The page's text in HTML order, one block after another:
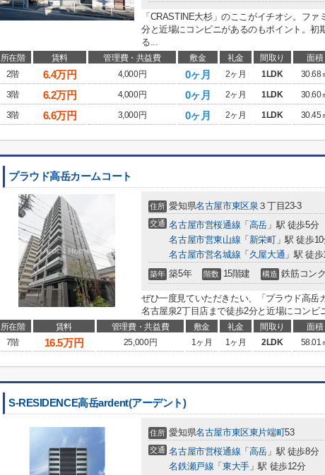
「CRASTINE大杉」のここがイチオシ。フ
分と近場にコンビニがあるのもポイント。初
る...
所在階 賃料 管理費・共益費 敷金 礼金 間取り 面積
2階
6.4万円 4,000円 0ヶ月 2ヶ月 1LDK 30.68
3階
6.2万円 4,000円 0ヶ月 2ヶ月 1LDK 30.60
3階
6.6万円 3,000円 0ヶ月 2ヶ月 1LDK 30.45
プラウド高岳カームコート
住所 愛知県名古屋市東区泉 ３丁目23-3
交通 名古屋市営桜通線 「 高岳 」駅 徒歩5分
名古屋市営東山線 「 新栄町」駅 徒歩10
名古屋市営名城線 「 久屋大通 」駅 徒歩
築年 築5年 階数 15階建 構造 鉄筋コン
ぜひ一度見ていただきたい、「プラウド高岳
名古屋泉2丁目店まで徒歩2分と近場にコンビ
所在階 賃料 管理費・共益費 敷金 礼金 間取り 面積
7階
16.5万円 25,000円 1ヶ月 1ヶ月 2LDK 58.01
S-RESIDENCE高岳ardent(アーデント)
住所 愛知県名古屋市東区東片端町53
交通 名古屋市営桜通線 「 高岳 」駅 徒歩8分
名鉄瀬戸線 「 東大手」駅 徒歩12分